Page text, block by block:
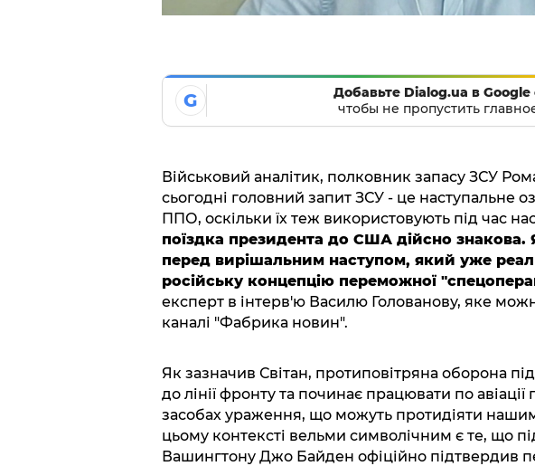
G
Добавьте Dialog.ua в Google
чтобы не пропустить
Військовий аналітик, полковник запасу ЗСУ
сьогодні головний запит ЗСУ - це наступальне
ППО, оскільки їх теж використовують під час
поїздка президента до США дійсно
перед вирішальним наступом, який уже
російську концепцію переможної
експерт в інтерв'ю Василю Голованову, яке
каналі "Фабрика новин".
Як зазначив Світан, протиповітряна оборона під
до лінії фронту та починає працювати по
засобах ураження, що можуть протидіяти
цьому контексті вельми символічним є те, що
Вашингтону Джо Байден офіційно підтвердив